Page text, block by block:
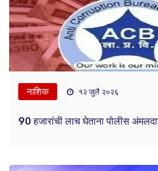
नाशिक १२ जुलै २०२६
90 हजारांची लाच घेताना पोलीस